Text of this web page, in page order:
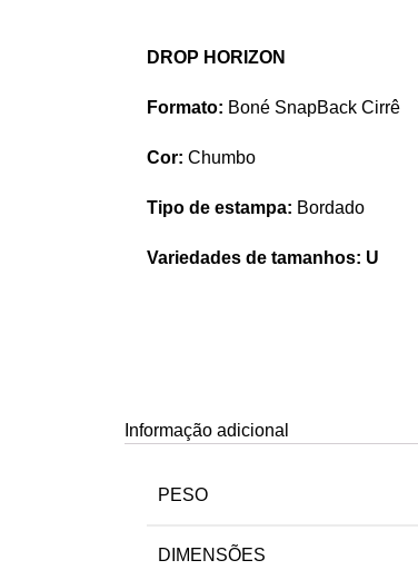
DROP HORIZON
Formato: Boné SnapBack Cirrê
Cor: Chumbo
Tipo de estampa: Bordado
Variedades de tamanhos: U
Informação adicional
PESO
DIMENSÕES